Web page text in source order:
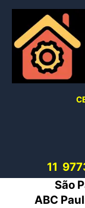
conteúdo
11
São
ABC